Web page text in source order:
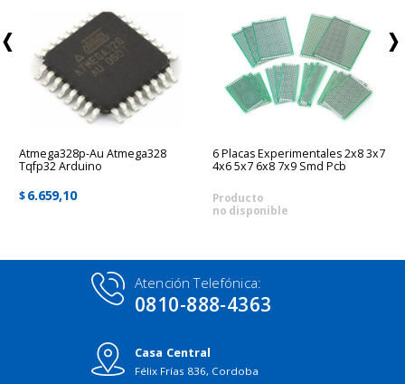
Atmega328p-Au Atmega328
Tqfp32 Arduino
$6.659,10
6 Placas Experimentales 2x8 3x7
4x6 5x7 6x8 7x9 Smd Pcb
Producto
no disponible
Atención Telefónica:
0810-888-4363
Casa Central
Félix Frías 836, Cordoba